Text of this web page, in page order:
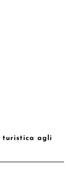
turistica agli